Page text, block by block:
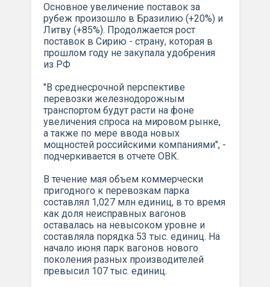
Основное увеличение поставок за
рубеж произошло в Бразилию (+20%) и
Литву (+85%). Продолжается рост
поставок в Сирию - страну, которая в
прошлом году не закупала удобрения
из РФ
"В среднесрочной перспективе
перевозки железнодорожным
транспортом будут расти на фоне
увеличения спроса на мировом рынке,
а также по мере ввода новых
мощностей российскими компаниями", -
подчеркивается в отчете ОВК.
В течение мая объем коммерчески
пригодного к перевозкам парка
составлял 1,027 млн единиц, в то время
как доля неисправных вагонов
оставалась на невысоком уровне и
составляла порядка 53 тыс. единиц. На
начало июня парк вагонов нового
поколения разных производителей
превысил 107 тыс. единиц.